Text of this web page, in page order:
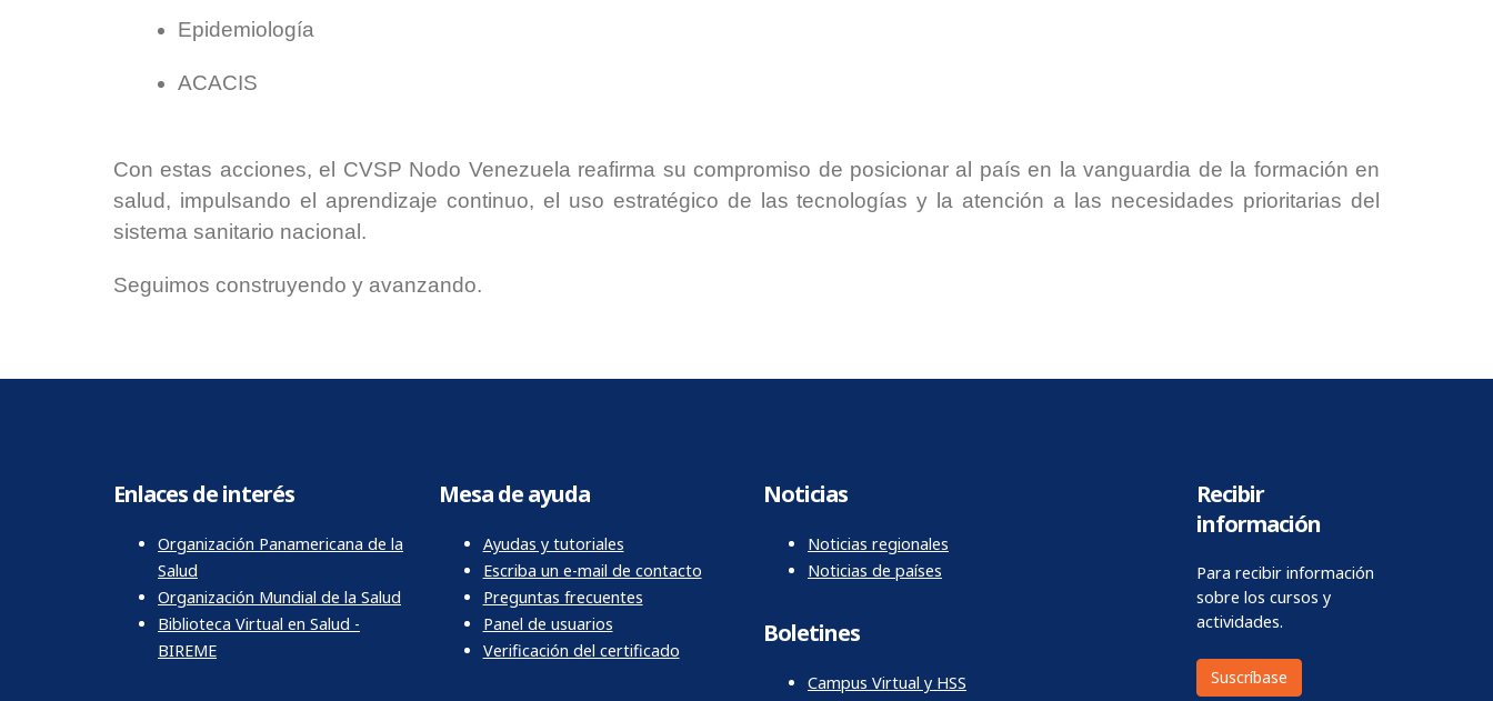
Epidemiología
ACACIS
Con estas acciones, el CVSP Nodo Venezuela reafirma su compromiso de posicionar al país en la vanguardia de la formación en
salud, impulsando el aprendizaje continuo, el uso estratégico de las tecnologías y la atención a las necesidades prioritarias del
sistema sanitario nacional.
Seguimos construyendo y avanzando.
Enlaces de interés
Organización Panamericana de la
Salud
Organización Mundial de la Salud
Biblioteca Virtual en Salud -
BIREME
Mesa de ayuda
Ayudas y tutoriales
Escriba un e-mail de contacto
Preguntas frecuentes
Panel de usuarios
Verificación del certificado
Noticias
Noticias regionales
Noticias de países
Boletines
Campus Virtual y HSS
Recibir
información
Para recibir información
sobre los cursos y
actividades.
Suscríbase